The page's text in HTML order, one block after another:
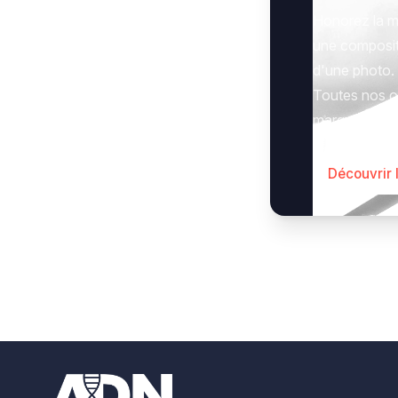
d'une photo.
Toutes nos
marquer le
Découvrir
Footer